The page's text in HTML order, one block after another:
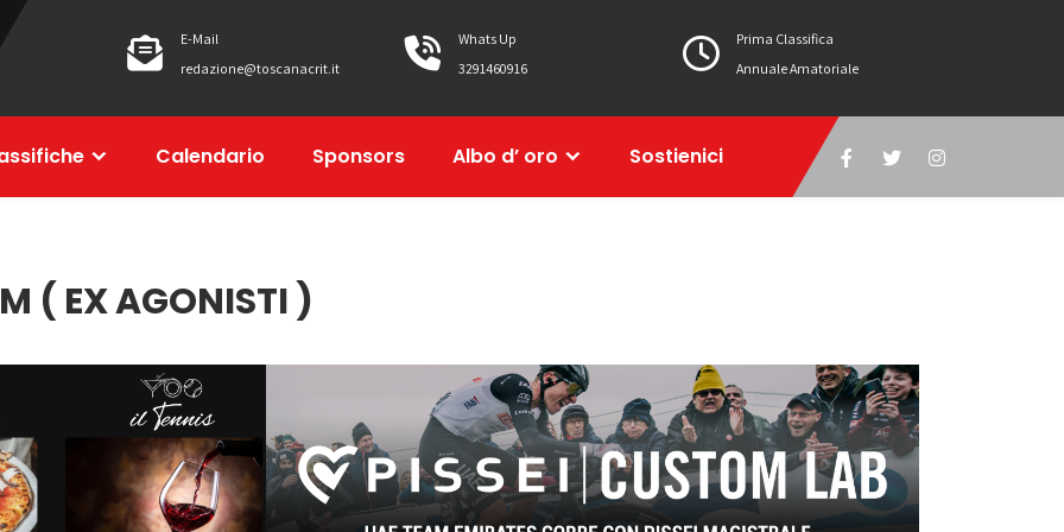
E-Mail
redazione@toscanacrit.it
Whats Up
3291460916
Prima Classifica
Annuale Amatoriale
Calendario Sponsors Albo d’ oro Sostienici
( EX AGONISTI )